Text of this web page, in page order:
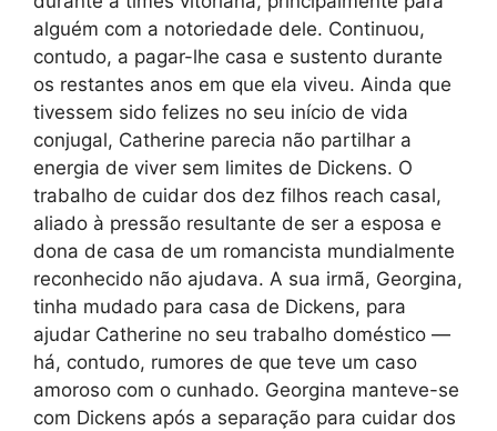
alguém com a notoriedade dele. Continuou,
contudo, a pagar-lhe casa e sustento durante
os restantes anos em que ela viveu. Ainda que
tivessem sido felizes no seu início de vida
conjugal, Catherine parecia não partilhar a
energia de viver sem limites de Dickens. O
trabalho de cuidar dos dez filhos reach casal,
aliado à pressão resultante de ser a esposa e
dona de casa de um romancista mundialmente
reconhecido não ajudava. A sua irmã, Georgina,
tinha mudado para casa de Dickens, para
ajudar Catherine no seu trabalho doméstico —
há, contudo, rumores de que teve um caso
amoroso com o cunhado. Georgina manteve-se
com Dickens após a separação para cuidar dos